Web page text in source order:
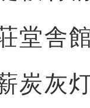
堂舎
炭灰